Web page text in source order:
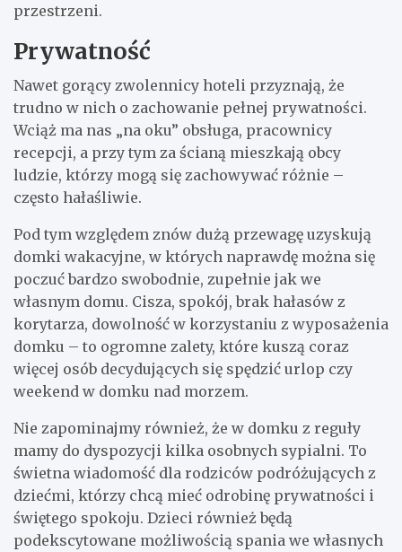
przestrzeni.
Prywatność
Nawet gorący zwolennicy hoteli przyznają, że
trudno w nich o zachowanie pełnej prywatności.
Wciąż ma nas „na oku” obsługa, pracownicy
recepcji, a przy tym za ścianą mieszkają obcy
ludzie, którzy mogą się zachowywać różnie –
często hałaśliwie.
Pod tym względem znów dużą przewagę uzyskują
domki wakacyjne, w których naprawdę można się
poczuć bardzo swobodnie, zupełnie jak we
własnym domu. Cisza, spokój, brak hałasów z
korytarza, dowolność w korzystaniu z wyposażenia
domku – to ogromne zalety, które kuszą coraz
więcej osób decydujących się spędzić urlop czy
weekend w domku nad morzem.
Nie zapominajmy również, że w domku z reguły
mamy do dyspozycji kilka osobnych sypialni. To
świetna wiadomość dla rodziców podróżujących z
dziećmi, którzy chcą mieć odrobinę prywatności i
świętego spokoju. Dzieci również będą
podekscytowane możliwością spania we własnych